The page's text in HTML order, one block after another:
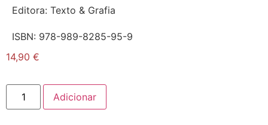
Editora: Texto & Grafia
ISBN: 978-989-8285-95-9
14,90 €
Adicionar